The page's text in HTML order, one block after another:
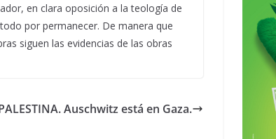
en clara oposición a la teología de
por permanecer. De manera que
siguen las evidencias de las obras
Auschwitz está en Gaza.